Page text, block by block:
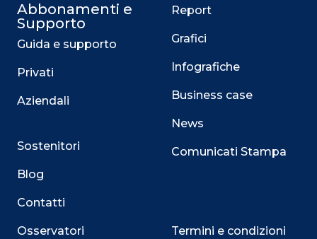
Abbonamenti e
Supporto
Guida e supporto
Privati
Aziendali
Sostenitori
Blog
Contatti
Osservatori
Report
Grafici
Infografiche
Business case
News
Comunicati Stampa
Termini e condizioni